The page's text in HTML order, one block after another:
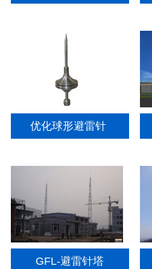
优化球形避雷针
GFL-避雷针塔